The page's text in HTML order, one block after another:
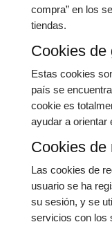
compra” en los
tiendas.
Cookies de
Estas cookies
país se
cookie es
ayudar a orientar
Cookies de
Las cookies de
usuario se ha
su sesión, y se
servicios con los